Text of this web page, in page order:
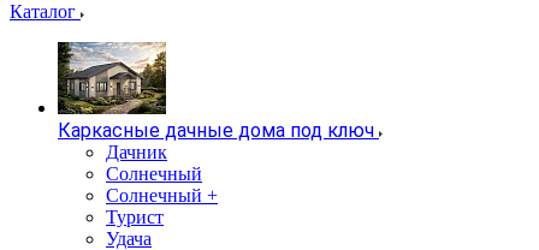
Каталог
Каркасные дачные дома под ключ
Дачник
Солнечный
Солнечный +
Турист
Удача